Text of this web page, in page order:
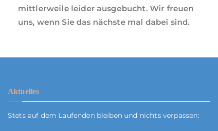
mittlerweile leider ausgebucht. Wir freuen
uns, wenn Sie das nächste mal dabei sind.
Aktuelles
Stets auf dem Laufenden bleiben und nichts verpassen: